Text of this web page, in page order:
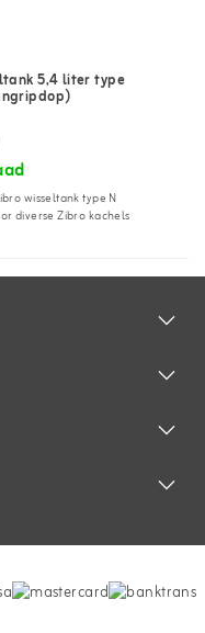
5,4 liter type
wisseltank type N
diverse Zibro kachels